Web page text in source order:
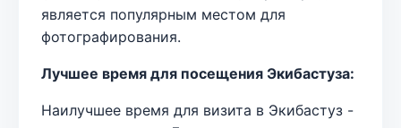
является популярным местом для
фотографирования.
Лучшее время для посещения Экибастуза:
Наилучшее время для визита в Экибастуз -